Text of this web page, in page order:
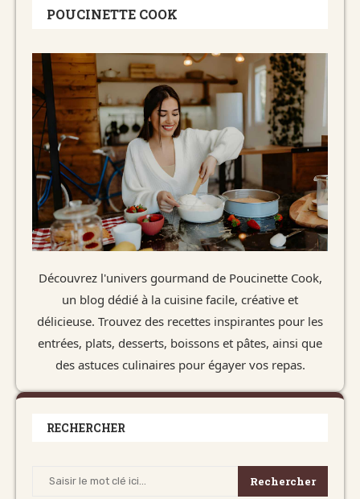
POUCINETTE COOK
Découvrez l'univers gourmand de Poucinette Cook,
un blog dédié à la cuisine facile, créative et
délicieuse. Trouvez des recettes inspirantes pour les
entrées, plats, desserts, boissons et pâtes, ainsi que
des astuces culinaires pour égayer vos repas.
RECHERCHER
Rechercher